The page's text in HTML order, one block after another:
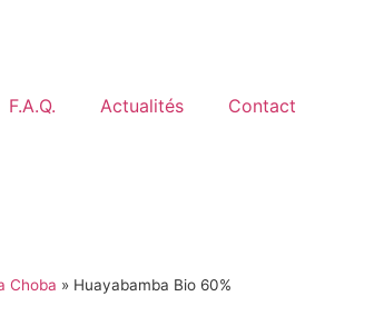
F.A.Q. Actualités Contact
Choba » Huayabamba Bio 60%